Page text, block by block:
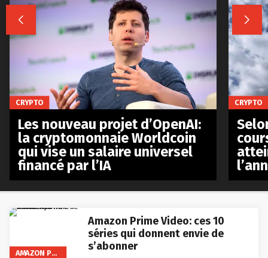
AMAZON PRIME VIDEO
Amazon Prime Video: ces 10
séries qui donnent envie de
s’abonner
 
CRYPTO
Les nouveau projet d’OpenAI:
la cryptomonnaie Worldcoin
qui vise un salaire universel
financé par l’IA
CRYPTO